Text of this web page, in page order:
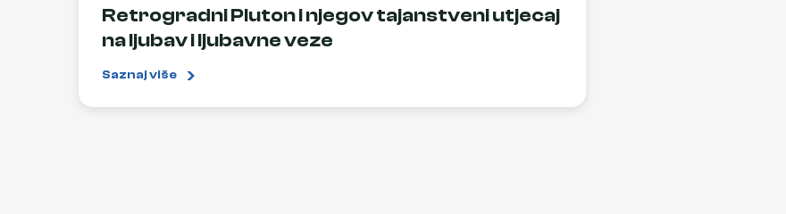
Retrogradni Pluton i njegov tajanstveni utjecaj
na ljubav i ljubavne veze
Saznaj više